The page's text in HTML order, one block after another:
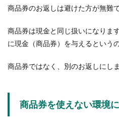
商品券のお返しは避けた方が無難で
商品券は現金と同じ扱いになりま
に現金（商品券）を与えるという
商品券ではなく、別のお返しにしま
商品券を使えない環境